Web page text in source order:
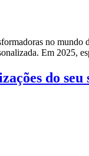
no
Em
do seu